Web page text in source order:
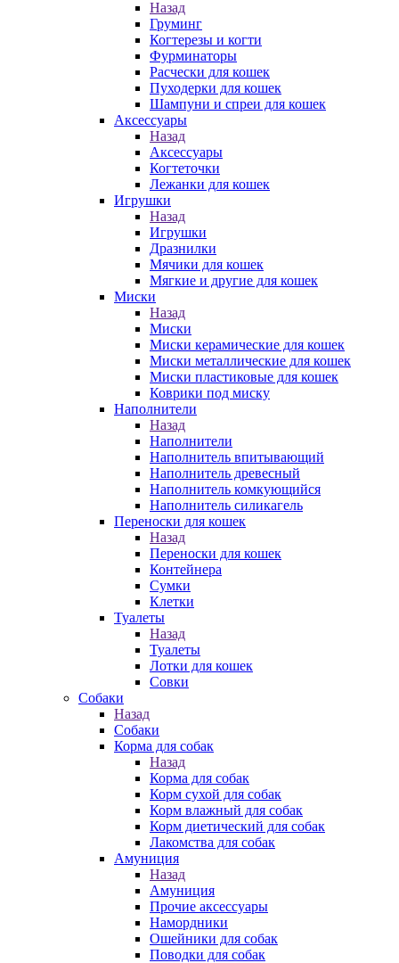
Назад
Груминг
Когтерезы и когти
Фурминаторы
Расчески для кошек
Пуходерки для кошек
Шампуни и спреи для кошек
Аксессуары
Назад
Аксессуары
Когтеточки
Лежанки для кошек
Игрушки
Назад
Игрушки
Дразнилки
Мячики для кошек
Мягкие и другие для кошек
Миски
Назад
Миски
Миски керамические для кошек
Миски металлические для кошек
Миски пластиковые для кошек
Коврики под миску
Наполнители
Назад
Наполнители
Наполнитель впитывающий
Наполнитель древесный
Наполнитель комкующийся
Наполнитель силикагель
Переноски для кошек
Назад
Переноски для кошек
Контейнера
Сумки
Клетки
Туалеты
Назад
Туалеты
Лотки для кошек
Совки
Собаки
Назад
Собаки
Корма для собак
Назад
Корма для собак
Корм сухой для собак
Корм влажный для собак
Корм диетический для собак
Лакомства для собак
Амуниция
Назад
Амуниция
Прочие аксессуары
Намордники
Ошейники для собак
Поводки для собак